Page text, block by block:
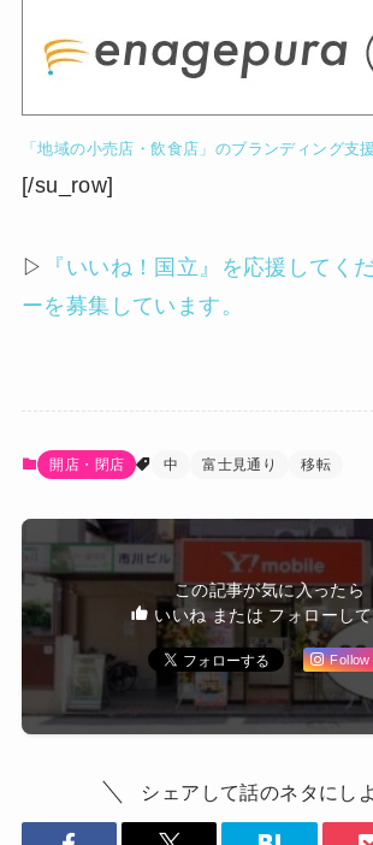
「地域の小売店・飲食店」のブランディング支援
[/su_row]
▷
『いいね！国立』を応援してく
ーを募集しています。
開店・閉店 中 富士見通り 移転
この記事が気に入ったら
いいね または フォローし
Follow
シェアして話のネタにし